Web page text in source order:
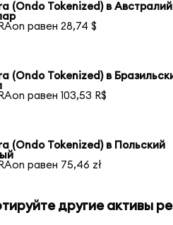
(Ondo Tokenized) в
равен 28,74 $
(Ondo Tokenized) в
равен 103,53 R$
(Ondo Tokenized) в Польский
равен 75,46 zł
другие активы